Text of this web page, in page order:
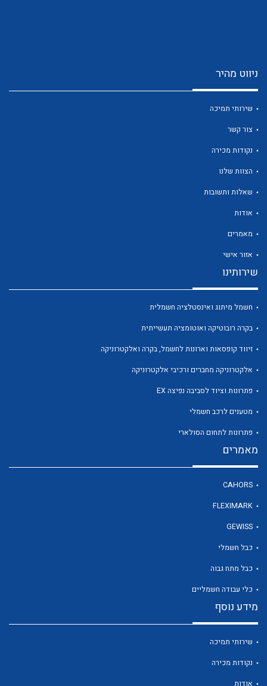
לכל מוצרי היצרן
לכל מוצרי היצרן
ניווט מהיר
שירותי תמיכה
צור קשר
נקודות מכירה
הצוות שלנו
שאלות ותשובות
אודות
מאמרים
אזור אישי
שירותינו
חשמל מיתוג ואינסטלציה חשמלית
בקרה רובוטיקה ואוטומציה תעשייתית
זיווד קופסאות וארונות לחשמל, בקרה ואלקטרוניקה
אלקטרוניקה מחברים ורכיבי אלקטרוניקה
פתרונות וציוד לסביבה נפיצה EX
מטענים לרכב חשמלי
פתרונות לתחום הסולארי
מאמרים
CAHORS
FLEXIMARK
GEWISS
כבל חשמלי
כבל מתח גבוה
כלי עבודה חשמליים
מידע נוסף
שירותי תמיכה
נקודות מכירה
אודות